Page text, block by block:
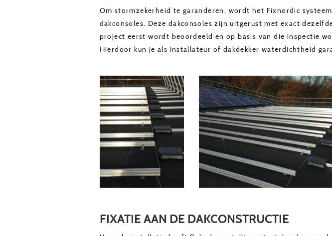
Om stormzekerheid te garanderen, wordt het Fixnordic
dakconsoles. Deze dakconsoles zijn uitgerust met exact
project eerst wordt beoordeeld en op basis van die inspectie
Hierdoor kun je als installateur of dakdekker waterdichtheid
FIXATIE AAN DE DAKCONSTRUCTIE